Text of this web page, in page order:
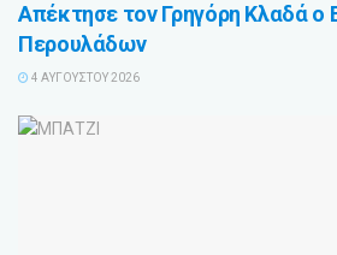
Απέκτησε τον Γρηγόρη Κλαδά ο
Περουλάδων
4 ΑΥΓΟΎΣΤΟΥ 2026